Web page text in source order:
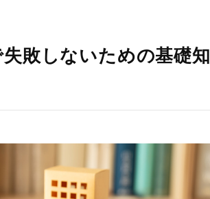
敗しないための基礎知